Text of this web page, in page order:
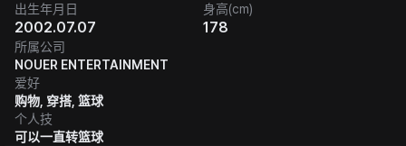
出生年月日
2002.07.07
身高(cm)
178
所属公司
NOUER ENTERTAINMENT
爱好
购物, 穿搭, 篮球
个人技
可以一直转篮球